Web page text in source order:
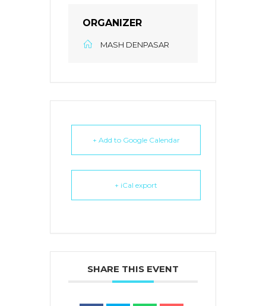
ORGANIZER
MASH DENPASAR
+ Add to Google Calendar
+ iCal export
SHARE THIS EVENT